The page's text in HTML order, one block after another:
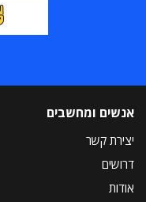
אנשים ומחשבים
יצירת קשר
דרושים
אודות